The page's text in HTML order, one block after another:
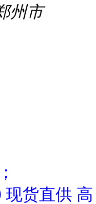
州市
货直供 高